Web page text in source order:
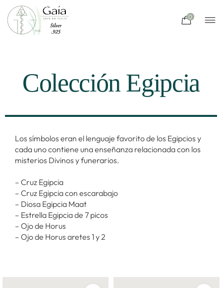
0
Colección Egipcia
Los símbolos eran el lenguaje favorito de los Egipcios y
cada uno contiene una enseñanza relacionada con los
misterios Divinos y funerarios.
– Cruz Egipcia
– Cruz Egipcia con escarabajo
– Diosa Egipcia Maat
– Estrella Egipcia de 7 picos
– Ojo de Horus
– Ojo de Horus aretes 1 y 2